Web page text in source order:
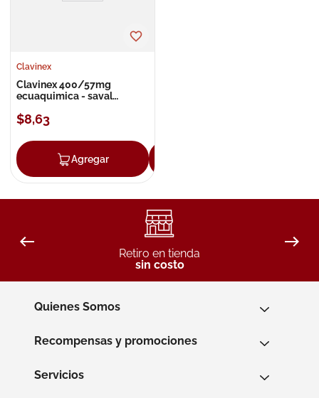
Clavinex
Clavinex 400/57mg
ecuaquimica - saval
$8,63
Agregar
Retiro en tienda
sin costo
Quienes Somos
Recompensas y promociones
Servicios